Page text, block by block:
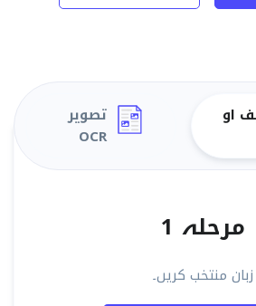
تصویر
OCR
او
مرحلہ 1
زبان منتخب کریں۔